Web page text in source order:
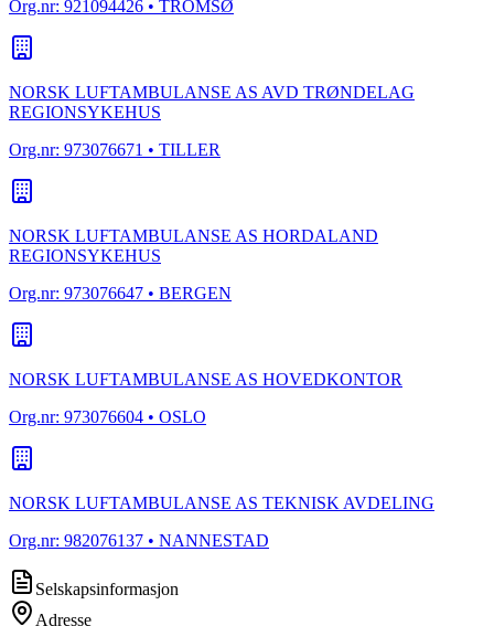
Org.nr: 921094426 • TROMSØ
NORSK LUFTAMBULANSE AS AVD TRØNDELAG
REGIONSYKEHUS
Org.nr: 973076671 • TILLER
NORSK LUFTAMBULANSE AS HORDALAND
REGIONSYKEHUS
Org.nr: 973076647 • BERGEN
NORSK LUFTAMBULANSE AS HOVEDKONTOR
Org.nr: 973076604 • OSLO
NORSK LUFTAMBULANSE AS TEKNISK AVDELING
Org.nr: 982076137 • NANNESTAD
Selskapsinformasjon
Adresse